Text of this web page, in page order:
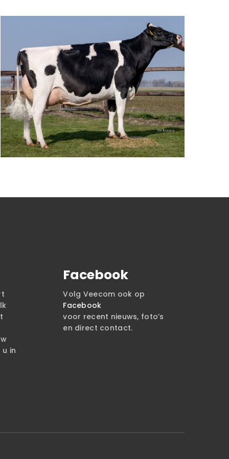
in
Facebook
Volg Veecom ook op
Facebook
voor recent nieuws, foto’s
en direct contact.